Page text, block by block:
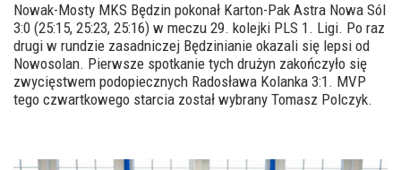
Nowak-Mosty MKS Będzin pokonał Karton-Pak Astra Nowa Sól
3:0 (25:15, 25:23, 25:16) w meczu 29. kolejki PLS 1. Ligi. Po raz
drugi w rundzie zasadniczej Będzinianie okazali się lepsi od
Nowosolan. Pierwsze spotkanie tych drużyn zakończyło się
zwycięstwem podopiecznych Radosława Kolanka 3:1. MVP
tego czwartkowego starcia został wybrany Tomasz Polczyk.